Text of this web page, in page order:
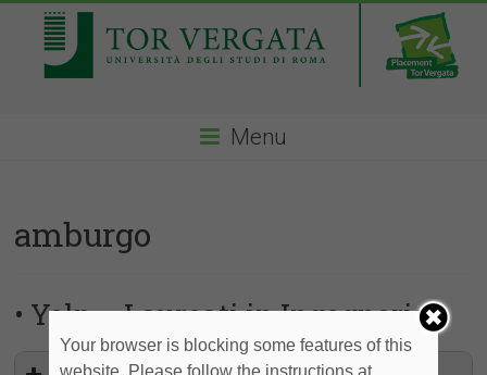
Menu
amburgo
• Yelp – Laureati in Ingegneria
Your browser is blocking some features of this
website. Please follow the instructions at